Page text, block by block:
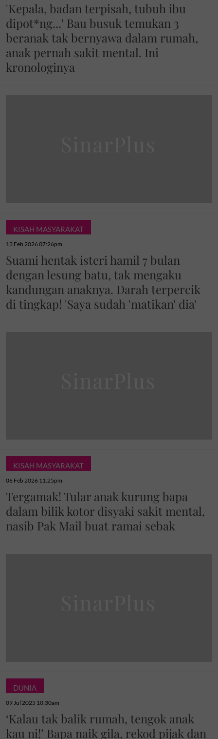
'Kepala, badan terpisah, tubuh ibu
dipot*ng...' Bau busuk temukan 3
beranak tak bernyawa dalam rumah,
anak pernah sakit mental. Ini
kronologinya
KISAH MASYARAKAT
13 Feb 2026 07:26pm
Suami hentak isteri hamil 7 bulan
dengan lesung batu, tak mengaku
kandungan anaknya. Darah terpercik
di tingkap! 'Saya sudah 'matikan' dia'
KISAH MASYARAKAT
06 Feb 2026 11:25pm
Tergamak! Tular anak kurung bapa
dalam bilik kotor disyaki sakit mental,
nasib Pak Mail buat ramai sebak
DUNIA
09 Jul 2025 10:30am
‘Kalau tak balik rumah, tengok anak
kau ni!’ Bapa naik gila, rekod pijak dan